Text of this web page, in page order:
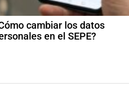
cambiar los datos
en el SEPE?